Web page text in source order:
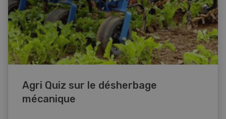
Agri Quiz sur le désherbage
mécanique